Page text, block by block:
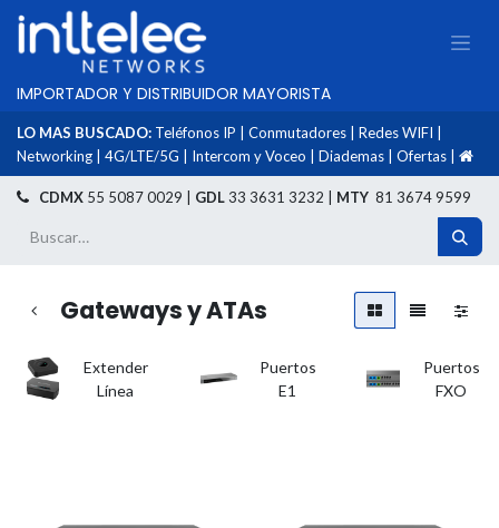
IMPORTADOR Y DISTRIBUIDOR MAYORISTA
LO MAS BUSCADO: Teléfonos IP Conmutadores Redes WIFI
Networking
4G/LTE/5G Intercom y Voceo Diademas Ofertas
CDMX 55 5087 0029 | GDL33 3631 3232 | MTY 81 3674 9599
Gateways y ATAs
Extender
Línea
Puertos
E1
Puertos
FXO